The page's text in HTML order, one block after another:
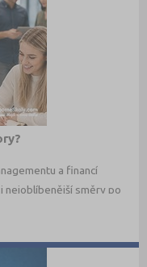
a financí
nejoblíbenější směry po
vysokých škol dnes